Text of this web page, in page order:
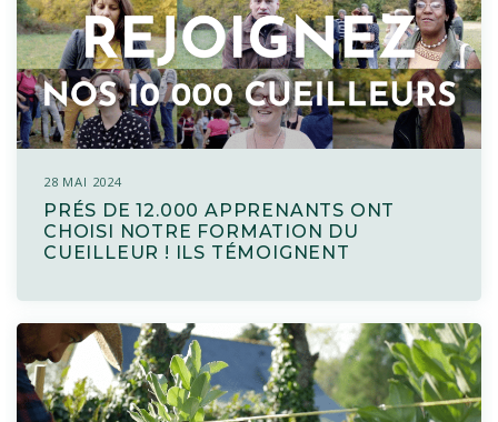
28 MAI 2024
PRÉS DE 12.000 APPRENANTS ONT
CHOISI NOTRE FORMATION DU
CUEILLEUR ! ILS TÉMOIGNENT